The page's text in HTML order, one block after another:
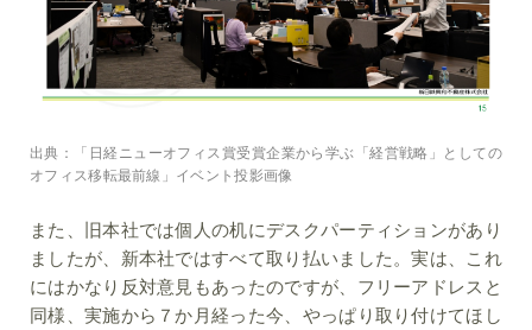
出典：「日経ニューオフィス賞受賞企業から学ぶ「経営戦略」としての
オフィス移転最前線」イベント投影画像
また、旧本社では個人の机にデスクパーティションがあり
ましたが、新本社ではすべて取り払いました。実は、これ
にはかなり反対意見もあったのですが、フリーアドレスと
同様、実施から７か月経った今、やっぱり取り付けてほし